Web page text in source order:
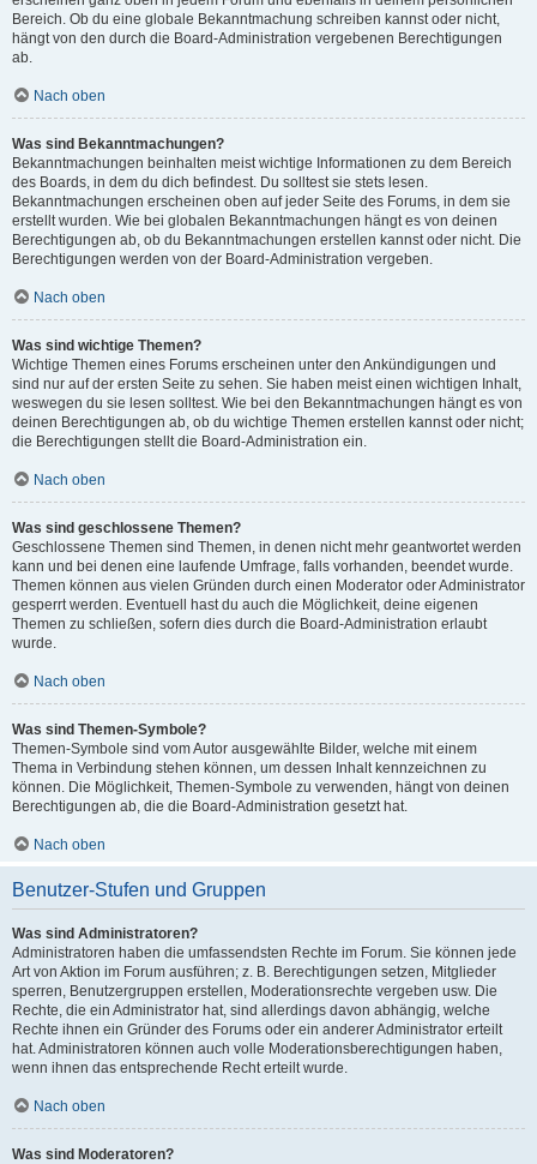
Bereich. Ob du eine globale Bekanntmachung schreiben kannst oder nicht,
hängt von den durch die Board-Administration vergebenen Berechtigungen
ab.
Nach oben
Was sind Bekanntmachungen?
Bekanntmachungen beinhalten meist wichtige Informationen zu dem Bereich
des Boards, in dem du dich befindest. Du solltest sie stets lesen.
Bekanntmachungen erscheinen oben auf jeder Seite des Forums, in dem sie
erstellt wurden. Wie bei globalen Bekanntmachungen hängt es von deinen
Berechtigungen ab, ob du Bekanntmachungen erstellen kannst oder nicht. Die
Berechtigungen werden von der Board-Administration vergeben.
Nach oben
Was sind wichtige Themen?
Wichtige Themen eines Forums erscheinen unter den Ankündigungen und
sind nur auf der ersten Seite zu sehen. Sie haben meist einen wichtigen Inhalt,
weswegen du sie lesen solltest. Wie bei den Bekanntmachungen hängt es von
deinen Berechtigungen ab, ob du wichtige Themen erstellen kannst oder nicht;
die Berechtigungen stellt die Board-Administration ein.
Nach oben
Was sind geschlossene Themen?
Geschlossene Themen sind Themen, in denen nicht mehr geantwortet werden
kann und bei denen eine laufende Umfrage, falls vorhanden, beendet wurde.
Themen können aus vielen Gründen durch einen Moderator oder Administrator
gesperrt werden. Eventuell hast du auch die Möglichkeit, deine eigenen
Themen zu schließen, sofern dies durch die Board-Administration erlaubt
wurde.
Nach oben
Was sind Themen-Symbole?
Themen-Symbole sind vom Autor ausgewählte Bilder, welche mit einem
Thema in Verbindung stehen können, um dessen Inhalt kennzeichnen zu
können. Die Möglichkeit, Themen-Symbole zu verwenden, hängt von deinen
Berechtigungen ab, die die Board-Administration gesetzt hat.
Nach oben
Benutzer-Stufen und Gruppen
Was sind Administratoren?
Administratoren haben die umfassendsten Rechte im Forum. Sie können jede
Art von Aktion im Forum ausführen; z. B. Berechtigungen setzen, Mitglieder
sperren, Benutzergruppen erstellen, Moderationsrechte vergeben usw. Die
Rechte, die ein Administrator hat, sind allerdings davon abhängig, welche
Rechte ihnen ein Gründer des Forums oder ein anderer Administrator erteilt
hat. Administratoren können auch volle Moderationsberechtigungen haben,
wenn ihnen das entsprechende Recht erteilt wurde.
Nach oben
Was sind Moderatoren?